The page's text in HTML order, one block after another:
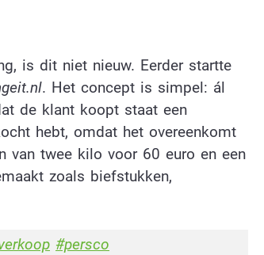
is dit niet nieuw. Eerder startte
. Het concept is simpel: ál
de klant koopt staat een
hebt, omdat het overeenkomt
van twee kilo voor 60 euro en een
zoals biefstukken,
#persco